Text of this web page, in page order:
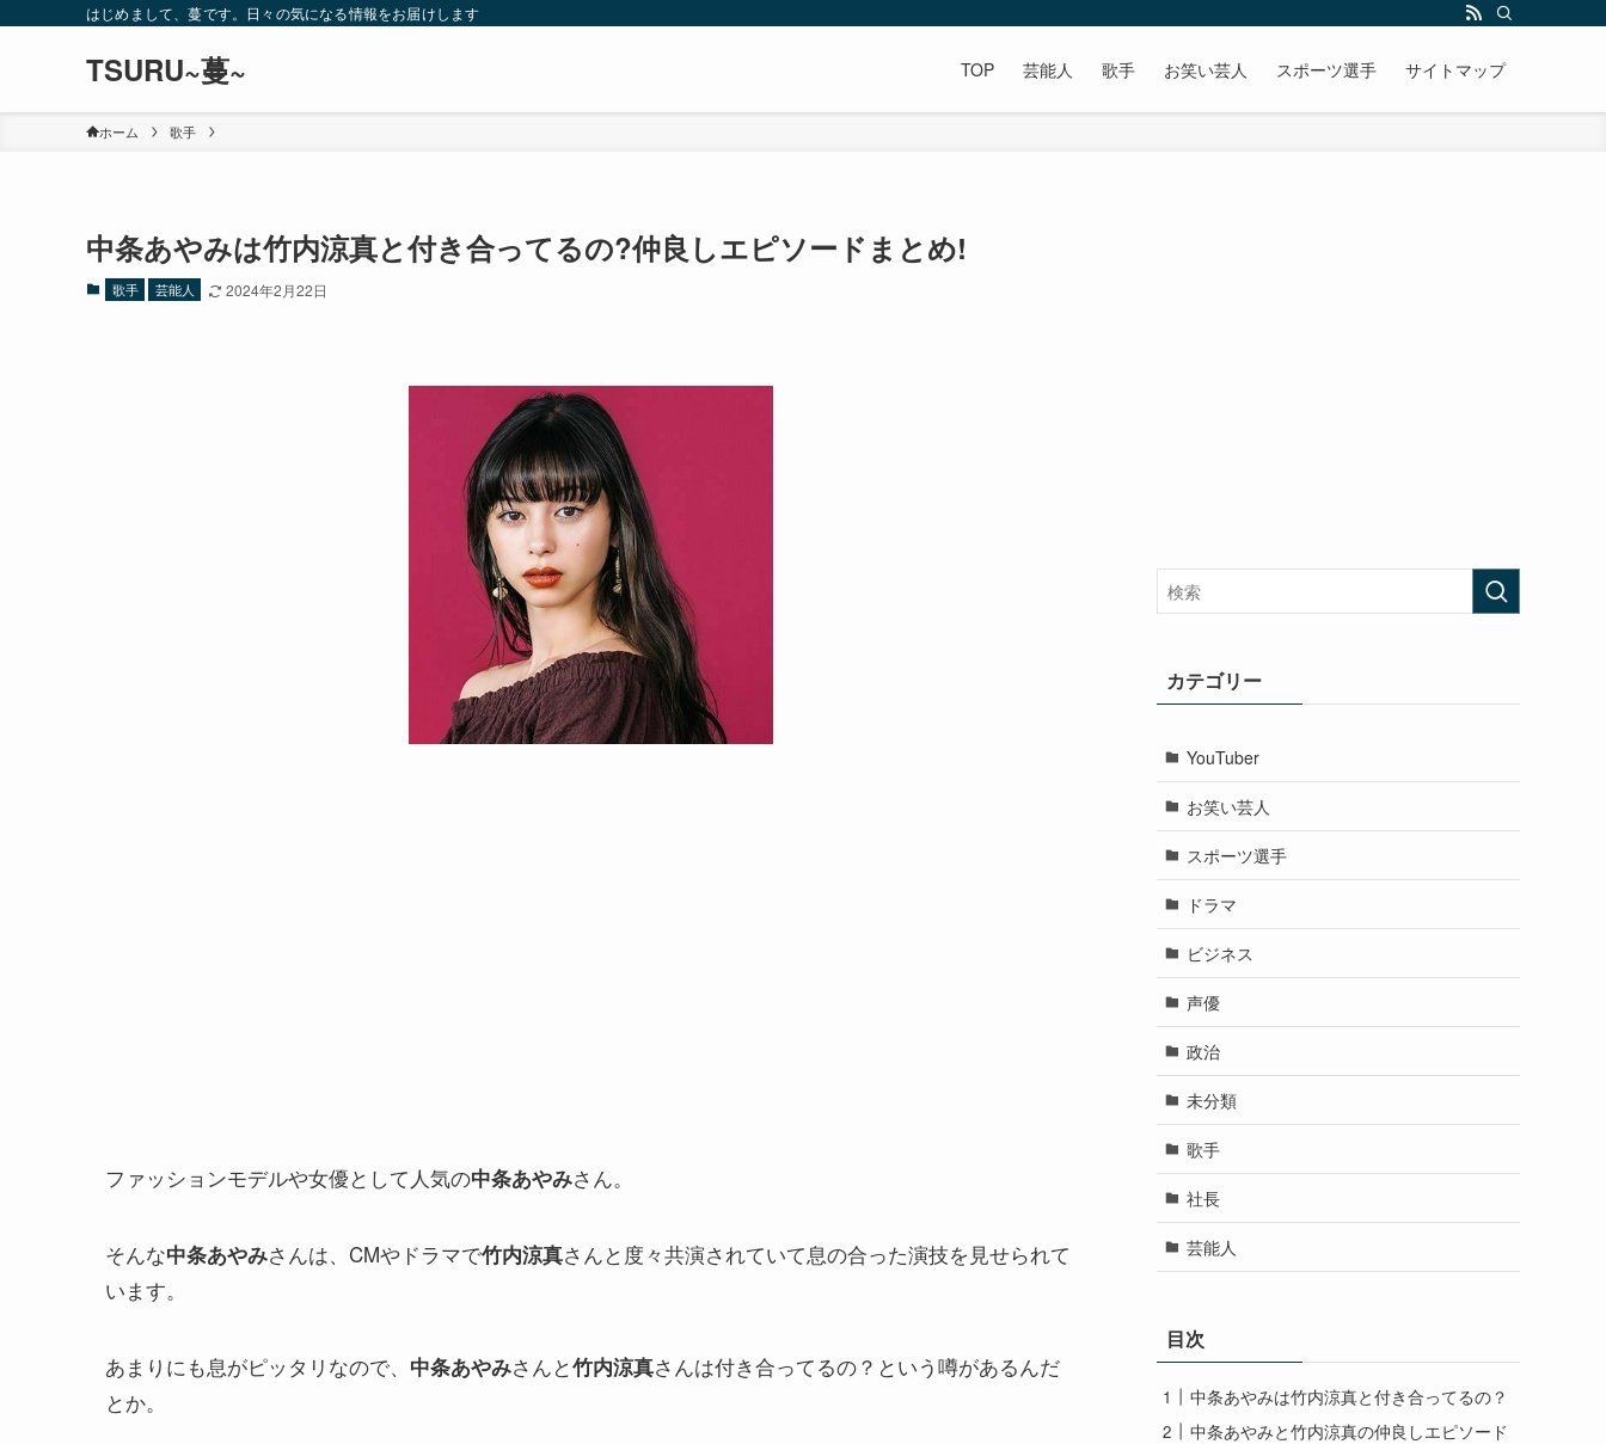
はじめまして、蔓です。日々の気になる情報をお届けします
TSURU~蔓~ TOP 芸能人 歌手 お笑い芸人 スポーツ選手 サイトマップ
ホーム 歌手
中条あやみは竹内涼真と付き合ってるの?仲良しエピソードまとめ!
歌手 芸能人 2024年2月22日
ファッションモデルや女優として人気の中条あやみさん。
そんな中条あやみさんは、CMやドラマで竹内涼真さんと度々共演されていて息の合った演技を見せられて
います。
あまりにも息がピッタリなので、 中条あやみさんと竹内涼真さんは付き合ってるの？という噂があるんだ
とか。
カテゴリー
YouTuber
お笑い芸人
スポーツ選手
ドラマ
ビジネス
声優
政治
未分類
歌手
社長
芸能人
目次
中条あやみは竹内涼真と付き合ってるの？
中条あやみと竹内涼真の仲良しエピソード